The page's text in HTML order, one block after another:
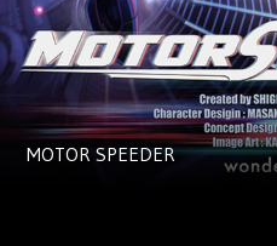
MOTOR SPEEDER